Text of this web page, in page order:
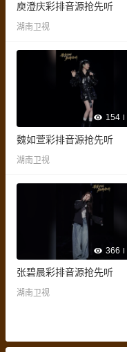
庾澄庆彩排音源抢先听
湖南卫视
154
魏如萱彩排音源抢先听
湖南卫视
366
张碧晨彩排音源抢先听
湖南卫视